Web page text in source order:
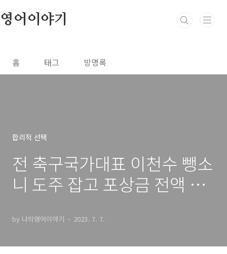
영어이야기
홈 태그 방명록
합리적 선택
전 축구국가대표 이천수 뺑소
니 도주 잡고 포상금 전액 기
by 나의영어이야기 2023. 7. 7.